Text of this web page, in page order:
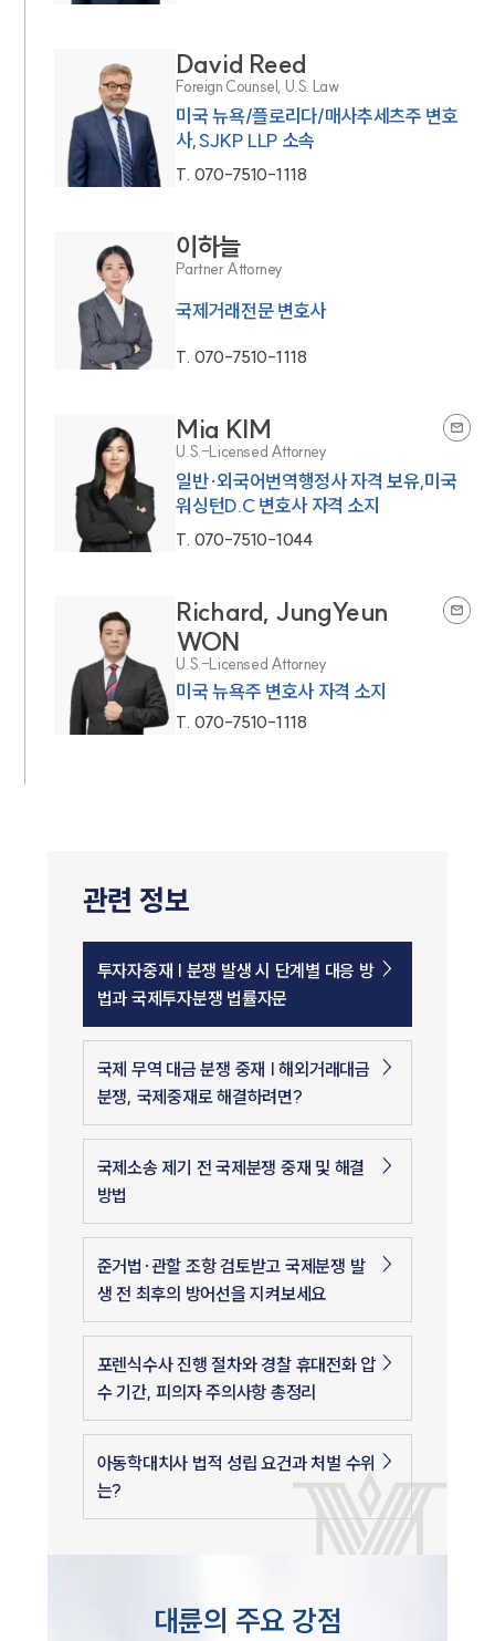
David Reed
Foreign Counsel, U.S. Law
미국 뉴욕/플로리다/매사추세츠주 변호
사,SJKP LLP 소속
T. 070-7510-1118
이하늘
Partner Attorney
국제거래전문 변호사
T. 070-7510-1118
Mia KIM
U.S.-Licensed Attorney
일반·외국어번역행정사 자격 보유,미국
워싱턴D.C 변호사 자격 소지
T. 070-7510-1044
Richard, JungYeun
WON
U.S.-Licensed Attorney
미국 뉴욕주 변호사 자격 소지
T. 070-7510-1118
관련 정보
투자자중재 | 분쟁 발생 시 단계별 대응 방
법과 국제투자분쟁 법률자문
국제 무역 대금 분쟁 중재 | 해외거래대금
분쟁, 국제중재로 해결하려면?
국제소송 제기 전 국제분쟁 중재 및 해결
방법
준거법·관할 조항 검토받고 국제분쟁 발
생 전 최후의 방어선을 지켜보세요
포렌식수사 진행 절차와 경찰 휴대전화 압
수 기간, 피의자 주의사항 총정리
아동학대치사 법적 성립 요건과 처벌 수위
는?
대륜의 주요 강점